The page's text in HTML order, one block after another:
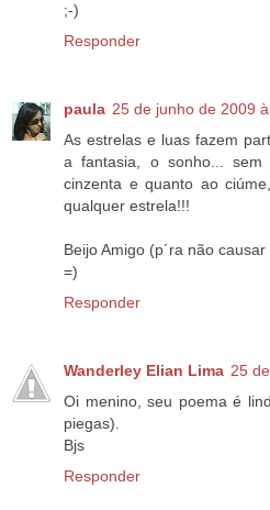
;-)
Responder
paula 25 de junho de 2009
As estrelas e luas fazem
a fantasia, o sonho...
cinzenta e quanto ao
qualquer estrela!!!
Beijo Amigo (p´ra não
=)
Responder
Wanderley Elian Lima 25
Oi menino, seu poema é
piegas).
Bjs
Responder